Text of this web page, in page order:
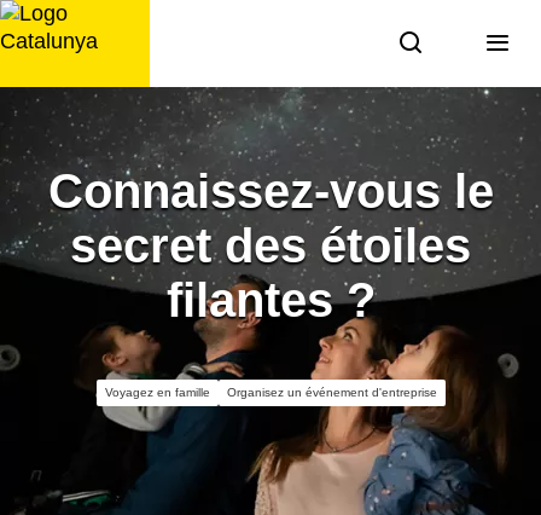
Aller
au
Connaissez-vous le
secret des étoiles
filantes ?
Voyagez en famille Organisez un événement d'entreprise